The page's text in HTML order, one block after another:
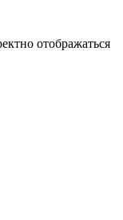
отображаться